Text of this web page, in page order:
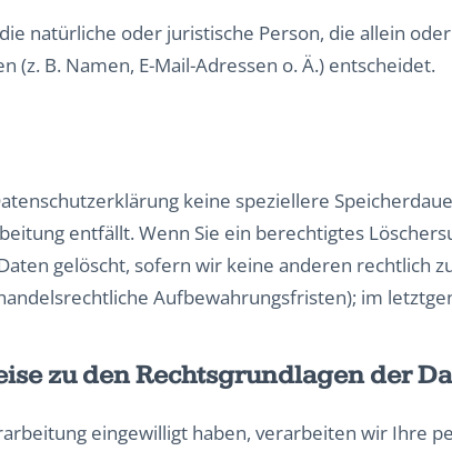
natürliche oder juristische Person, die allein
(z. B. Namen, E-Mail-Adressen o. Ä.) entscheidet.
keine speziellere
entfällt. Wenn Sie ein berechtigtes
gelöscht, sofern wir keine anderen rechtlich
Aufbewahrungsfristen); im
zu den Rechtsgrundlagen der
eingewilligt haben, verarbeiten wir Ihre